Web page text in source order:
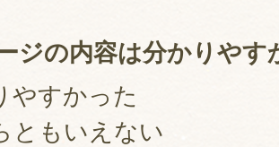
ジの内容は分かりやす
やすかった
ともいえない